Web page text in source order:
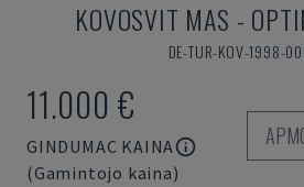
KOVOSVIT MAS -
DE-TUR-KOV-1998-
11.000 €
GINDUMAC KAINA
(Gamintojo kaina)